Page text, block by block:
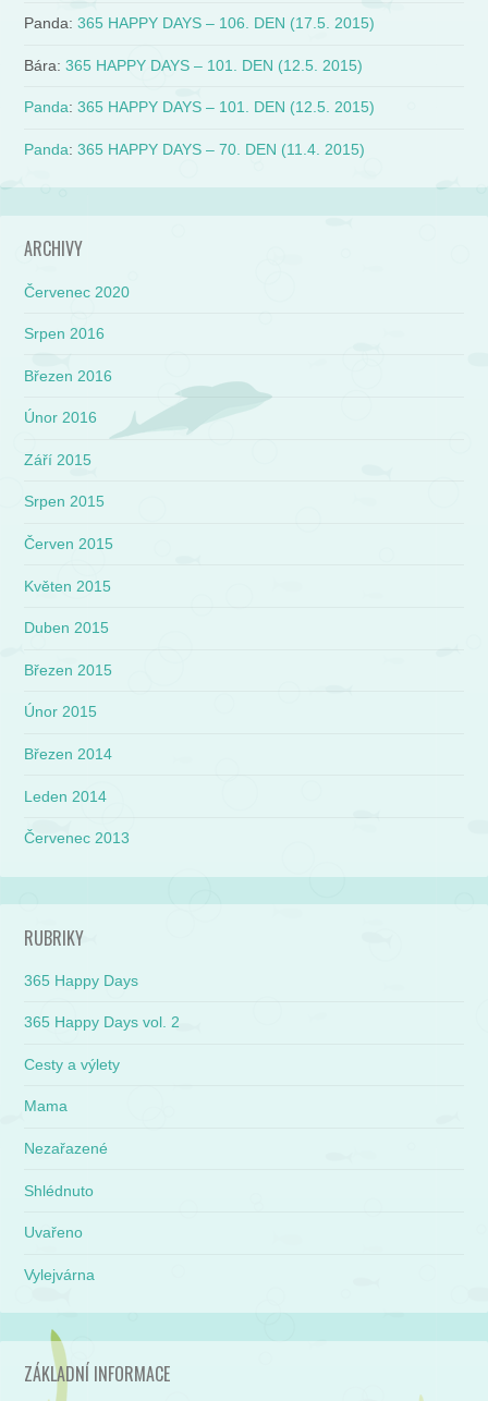
Panda:365 HAPPY DAYS – 106. DEN (17.5. 2015)
Bára:365 HAPPY DAYS – 101. DEN (12.5. 2015)
Panda:365 HAPPY DAYS – 101. DEN (12.5. 2015)
Panda:365 HAPPY DAYS – 70. DEN (11.4. 2015)
ARCHIVY
Červenec 2020
Srpen 2016
Březen 2016
Únor 2016
Září 2015
Srpen 2015
Červen 2015
Květen 2015
Duben 2015
Březen 2015
Únor 2015
Březen 2014
Leden 2014
Červenec 2013
RUBRIKY
365 Happy Days
365 Happy Days vol. 2
Cesty a výlety
Mama
Nezařazené
Shlédnuto
Uvařeno
Vylejvárna
ZÁKLADNÍ INFORMACE